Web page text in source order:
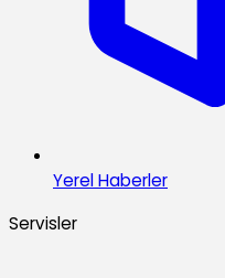
Yerel Haberler
Servisler